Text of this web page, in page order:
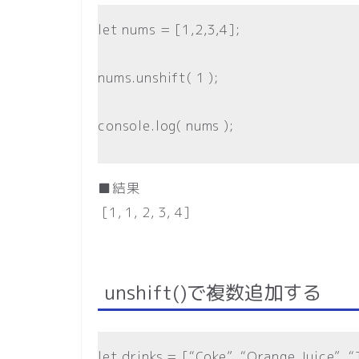
let nums = [1,2,3,4];
nums.unshift( 1 );
console.log( nums );
■結果
[1, 1, 2, 3, 4]
unshift()で複数追加する